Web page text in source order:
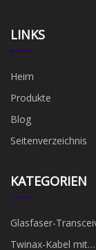
LINKS
Heim
Produkte
Blog
Seitenverzeichnis
KATEGORIEN
Glasfaser-
Twinax-Kabel mit